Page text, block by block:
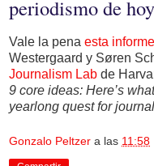
periodismo de hoy
Vale la pena esta informe
Westergaard y Søren
Journalism Lab de
9 core ideas: Here’s
yearlong quest for
Gonzalo Peltzer a las 11:58